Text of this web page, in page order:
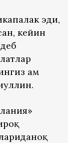
эди,
кейин
ҳам